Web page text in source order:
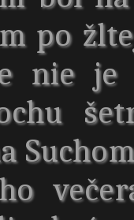
po
nie